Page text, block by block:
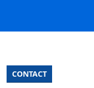
CONTACT